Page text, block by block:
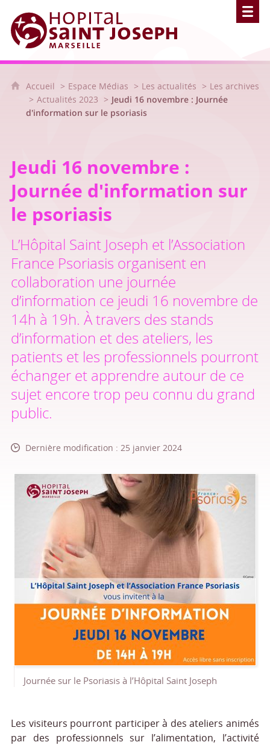
Hôpital Saint Joseph - Marseille
Accueil Espace Médias Les actualités
Les archives
Actualités 2023
Jeudi 16 novembre : Journée
d'information sur le psoriasis
Jeudi 16 novembre :
Journée d'information sur
le psoriasis
L’Hôpital Saint Joseph et l’Association
France Psoriasis organisent en
collaboration une journée
d’information ce jeudi 16 novembre de
14h à 19h. À travers des stands
d’information et des ateliers, les
patients et les professionnels pourront
échanger et apprendre autour de ce
sujet encore trop peu connu du grand
public.
Dernière modification : 25 janvier 2024
Journée sur le Psoriasis à l’Hôpital Saint Joseph
Les visiteurs pourront participer à des ateliers animés
par des professionnels sur l’alimentation, l’activité